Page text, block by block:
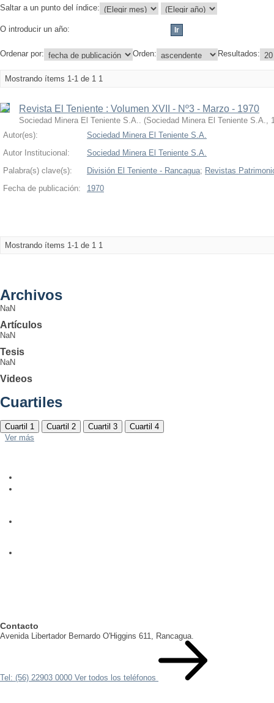
Saltar a un punto del índice:
O introducir un año:
Ordenar por: Orden: Resultados:
Mostrando ítems 1-1 de 1 1
Revista El Teniente : Volumen XVII - Nº3 - Marzo - 1970
Sociedad Minera El Teniente S.A.. (Sociedad Minera El Teniente S.A.,
Autor(es):
Sociedad Minera El Teniente S.A.
Autor Institucional:
Sociedad Minera El Teniente S.A.
Palabra(s) clave(s):
División El Teniente - Rancagua; Revistas
Fecha de publicación:
1970
Mostrando ítems 1-1 de 1 1
Archivos
NaN
Artículos
NaN
Tesis
NaN
Videos
Cuartiles
Cuartil 1 Cuartil 2 Cuartil 3
Cuartil 4
Ver más
Contacto
Avenida Libertador Bernardo O'Higgins 611, Rancagua.
Tel: (56) 22903 0000 Ver todos los teléfonos